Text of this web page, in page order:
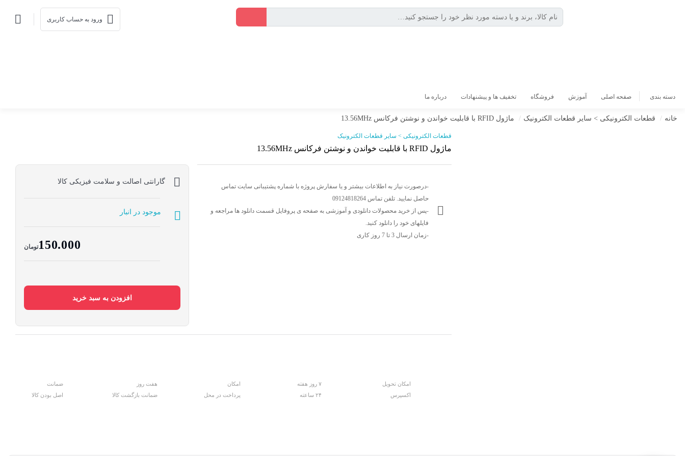
ورود به حساب کاربری
دسته بندی صفحه اصلی آموزش فروشگاه تخفیف ها و پیشنهادات درباره ما
خانه / قطعات الکترونیکی > سایر قطعات الکترونیک / ماژول RFID با قابلیت خواندن و نوشتن فرکانس 13.56MHz
قطعات الکترونیکی > سایر قطعات الکترونیک
ماژول RFID با قابلیت خواندن و نوشتن فرکانس 13.56MHz
-درصورت نیاز به اطلاعات بیشتر و یا سفارش پروژه با شماره پشتیبانی سایت تماس
حاصل نمایید. تلفن تماس 09124818264
-پس از خرید محصولات دانلودی و آموزشی به صفحه ی پروفایل قسمت دانلود ها مراجعه و
فایلهای خود را دانلود کنید.
-زمان ارسال 3 تا 7 روز کاری
گارانتی اصالت و سلامت فیزیکی کالا
موجود در انبار
150.000تومان
افزودن به سبد خرید
امکان تحویل
اکسپرس
۷ روز هفته
۲۴ ساعته
امکان
پرداخت در محل
هفت روز
ضمانت بازگشت کالا
ضمانت
اصل بودن کالا